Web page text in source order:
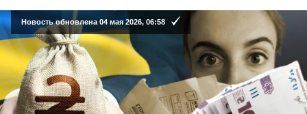
Новость обновлена 04 мая 2026, 06:58